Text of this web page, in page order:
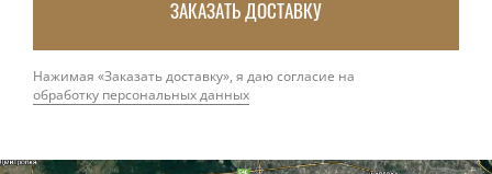
ЗАКАЗАТЬ ДОСТАВКУ
Нажимая «Заказать доставку», я даю согласие на
обработку персональных данных